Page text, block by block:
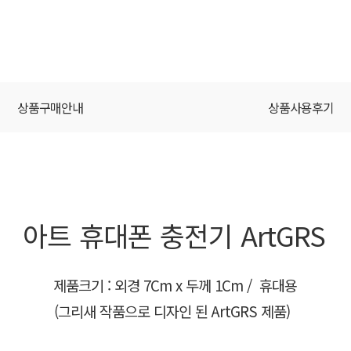
상품구매안내 상품사용후기
아트 휴대폰 충전기 ArtGRS
제품크기 : 외경 7Cm x 두께 1Cm / 휴대용
(그리새 작품으로 디자인 된 ArtGRS 제품)